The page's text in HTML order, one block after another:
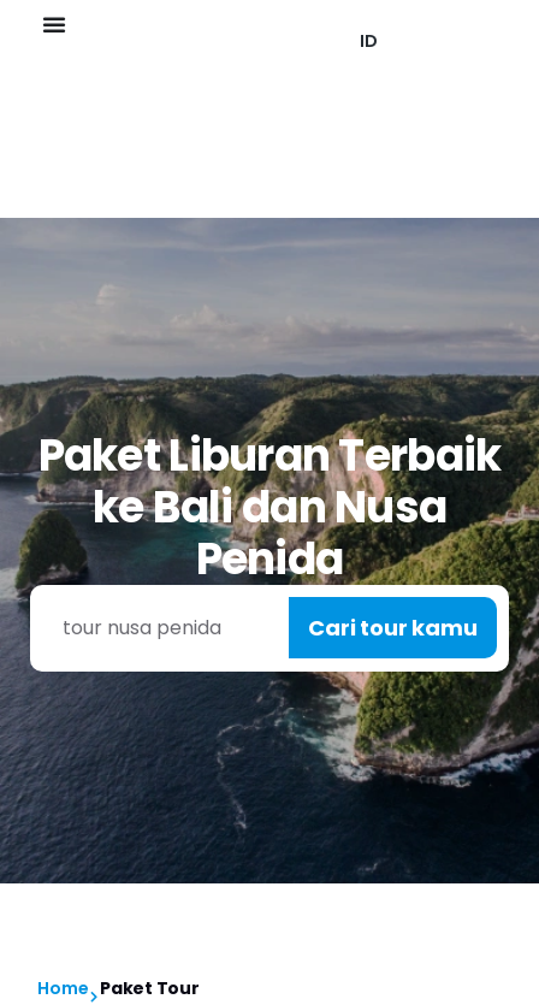
ID
Paket Liburan Terbaik
ke Bali dan Nusa
Penida
Cari tour kamu
Home Paket Tour